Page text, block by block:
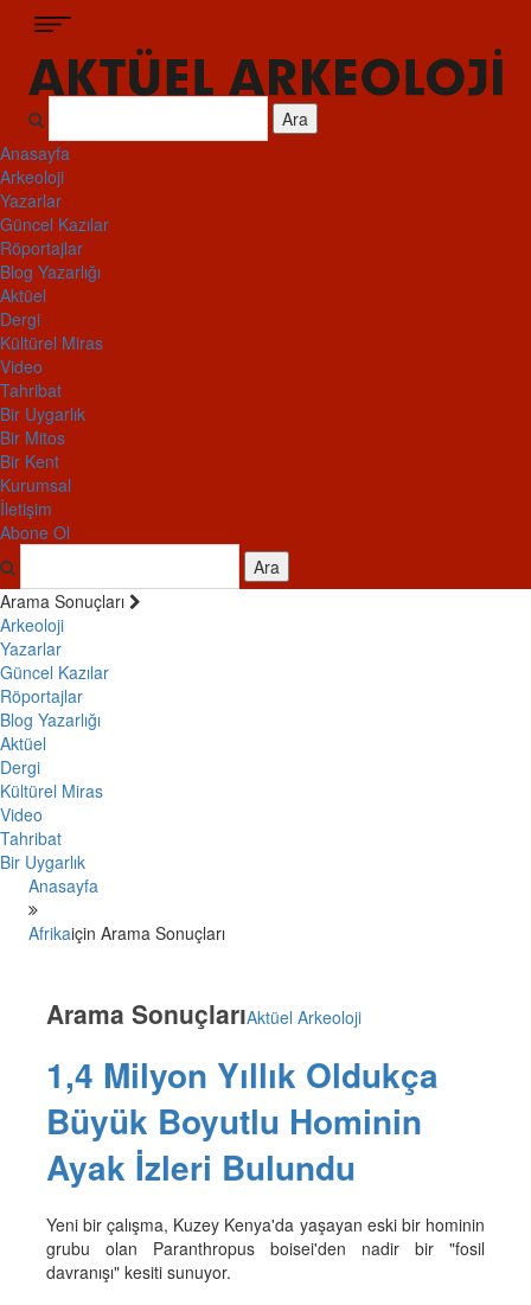
Ara
Anasayfa
Arkeoloji
Yazarlar
Güncel Kazılar
Röportajlar
Blog Yazarlığı
Aktüel
Dergi
Kültürel Miras
Video
Tahribat
Bir Uygarlık
Bir Mitos
Bir Kent
Kurumsal
İletişim
Abone Ol
Ara
Arama Sonuçları
Arkeoloji
Yazarlar
Güncel Kazılar
Röportajlar
Blog Yazarlığı
Aktüel
Dergi
Kültürel Miras
Video
Tahribat
Bir Uygarlık
Anasayfa
Afrikaiçin Arama Sonuçları
Arama SonuçlarıAktüel Arkeoloji
1,4 Milyon Yıllık Oldukça
Büyük Boyutlu Hominin
Ayak İzleri Bulundu
Yeni bir çalışma, Kuzey Kenya'da yaşayan eski bir hominin
grubu olan Paranthropus boisei'den nadir bir "fosil
davranışı" kesiti sunuyor.